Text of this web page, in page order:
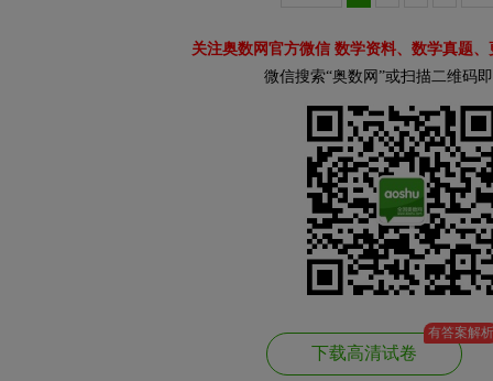
关注奥数网官方微信 数学资料、数学真题
微信搜索“奥数网”或扫描二维码
下载高清试卷
有答案解析